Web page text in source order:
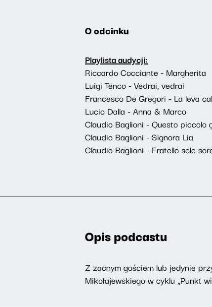
O odcinku
Playlista audycji:
Riccardo Cocciante - Margherita
Luigi Tenco - Vedrai, vedrai
Francesco De Gregori - La leva
Lucio Dalla - Anna & Marco
Claudio Baglioni - Questo piccolo
Claudio Baglioni - Signora Lia
Claudio Baglioni - Fratello sole
Opis podcastu
Z zacnym gościem lub jedynie
Mikołajewskiego w cyklu „Punkt